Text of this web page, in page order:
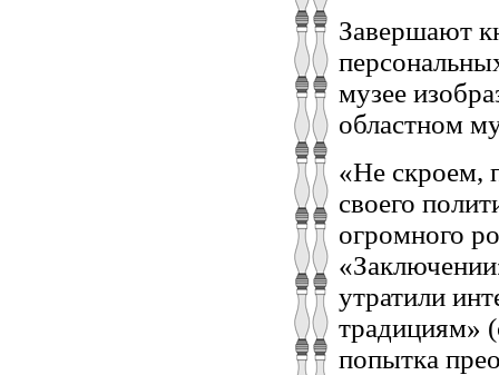
Завершают
музее
областном
«Не скроем,
своего
огромного
утратили
традициям»
попытка